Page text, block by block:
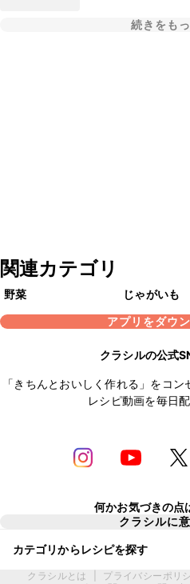
続きをも
関連カテゴリ
野菜 じゃがいも
アプリをダウ
クラシルの公式
「きちんとおいしく作れる」をコ
レシピ動画を毎日
何かお気づきの点
クラシルに
カテゴリからレシピを探す
クラシルとは プライバシーポリ